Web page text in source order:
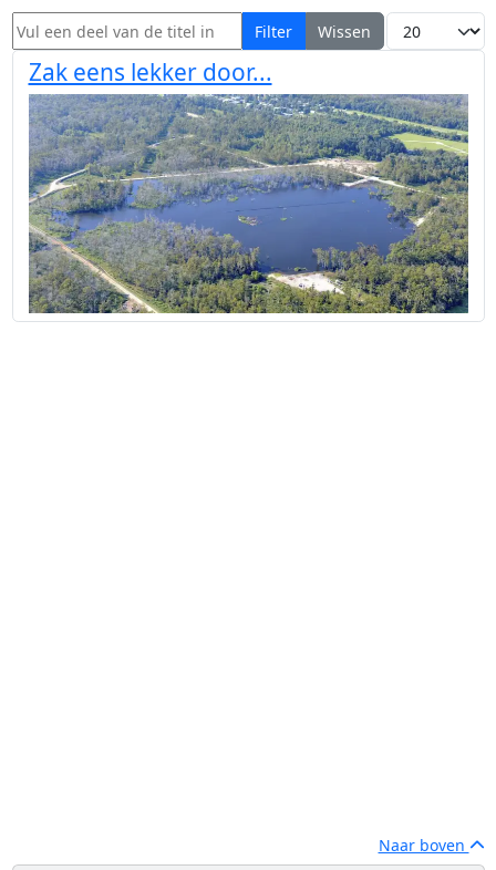
Vul een deel van de titel in Filter Wissen Toon #
Zak eens lekker door...
Naar boven